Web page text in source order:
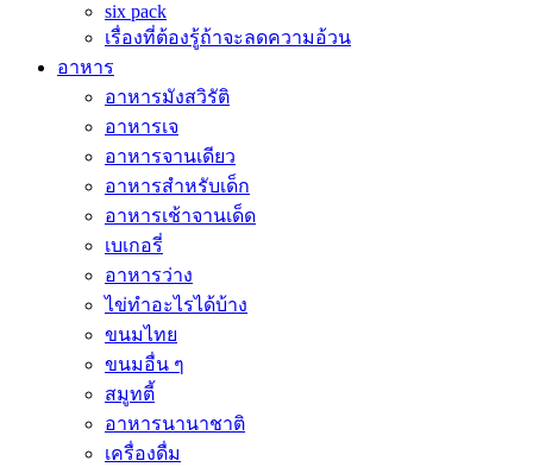
six pack
เรื่องที่ต้องรู้ถ้าจะลดความอ้วน
อาหาร
อาหารมังสวิรัติ
อาหารเจ
อาหารจานเดียว
อาหารสำหรับเด็ก
อาหารเช้าจานเด็ด
เบเกอรี่
อาหารว่าง
ไข่ทำอะไรได้บ้าง
ขนมไทย
ขนมอื่น ๆ
สมูทตี้
อาหารนานาชาติ
เครื่องดื่ม